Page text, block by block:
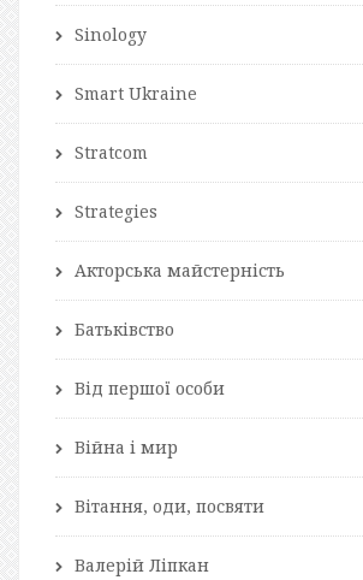
Sinology
Smart Ukraine
Stratcom
Strategies
Акторська майстерність
Батьківство
Від першої особи
Війна і мир
Вітання, оди, посвяти
Валерій Ліпкан